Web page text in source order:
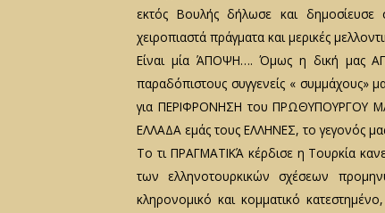
εκτός Βουλής δήλωσε και
χειροπιαστά πράγματα και μερικές
Είναι μία ΆΠΟΨΗ…. Όμως η δική μας
παραδόπιστους συγγενείς « συμμάχους»
για ΠΕΡΙΦΡΟΝΗΣΗ του ΠΡΩΘΥΠΟΥΡΓΟΥ
ΕΛΛΑΔΑ εμάς τους ΕΛΛΗΝΕΣ, το γεγονός
Το τι ΠΡΑΓΜΑΤΙΚΆ κέρδισε η Τουρκία
των ελληνοτουρκικών σχέσεων
κληρονομικό και κομματικό